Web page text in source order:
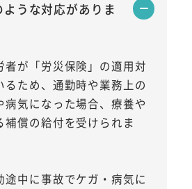
うな対応がありま
者が「労災保険」の適用対
るため、通勤時や業務上の
病気になった場合、療養や
補償の給付を受けられま
途中に事故でケガ・病気に